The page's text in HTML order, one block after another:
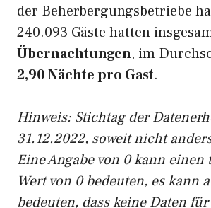
der Beherbergungsbetriebe
240.093 Gäste hatten
Übernachtungen, im
2,90 Nächte pro Gast.
Hinweis: Stichtag der
31.12.2022, soweit nicht
Eine Angabe von 0 kann
Wert von 0 bedeuten, es kann
bedeuten, dass keine Daten